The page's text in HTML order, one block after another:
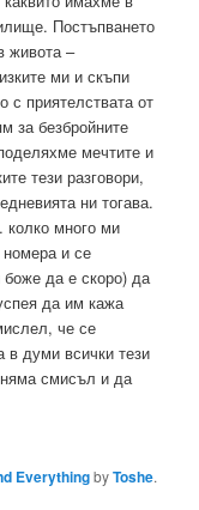
Постъпването
живота –
ми и скъпи
с приятелствата от
за безбройните
мечтите и
тези разговори,
ни тогава.
много ми
и се
да е скоро) да
да им кажа
че се
в думи всички тези
смисъл и да
EverythingbyToshe.